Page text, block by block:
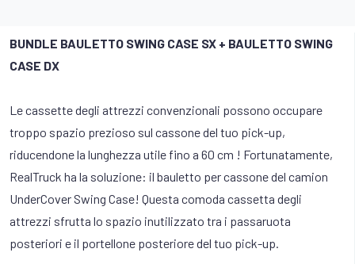
BUNDLE BAULETTO SWING CASE SX + BAULETTO SWING
CASE DX
Le cassette degli attrezzi convenzionali possono occupare
troppo spazio prezioso sul cassone del tuo pick-up,
riducendone la lunghezza utile fino a 60 cm ! Fortunatamente,
RealTruck ha la soluzione: il bauletto per cassone del camion
UnderCover Swing Case! Questa comoda cassetta degli
attrezzi sfrutta lo spazio inutilizzato tra i passaruota
posteriori e il portellone posteriore del tuo pick-up.